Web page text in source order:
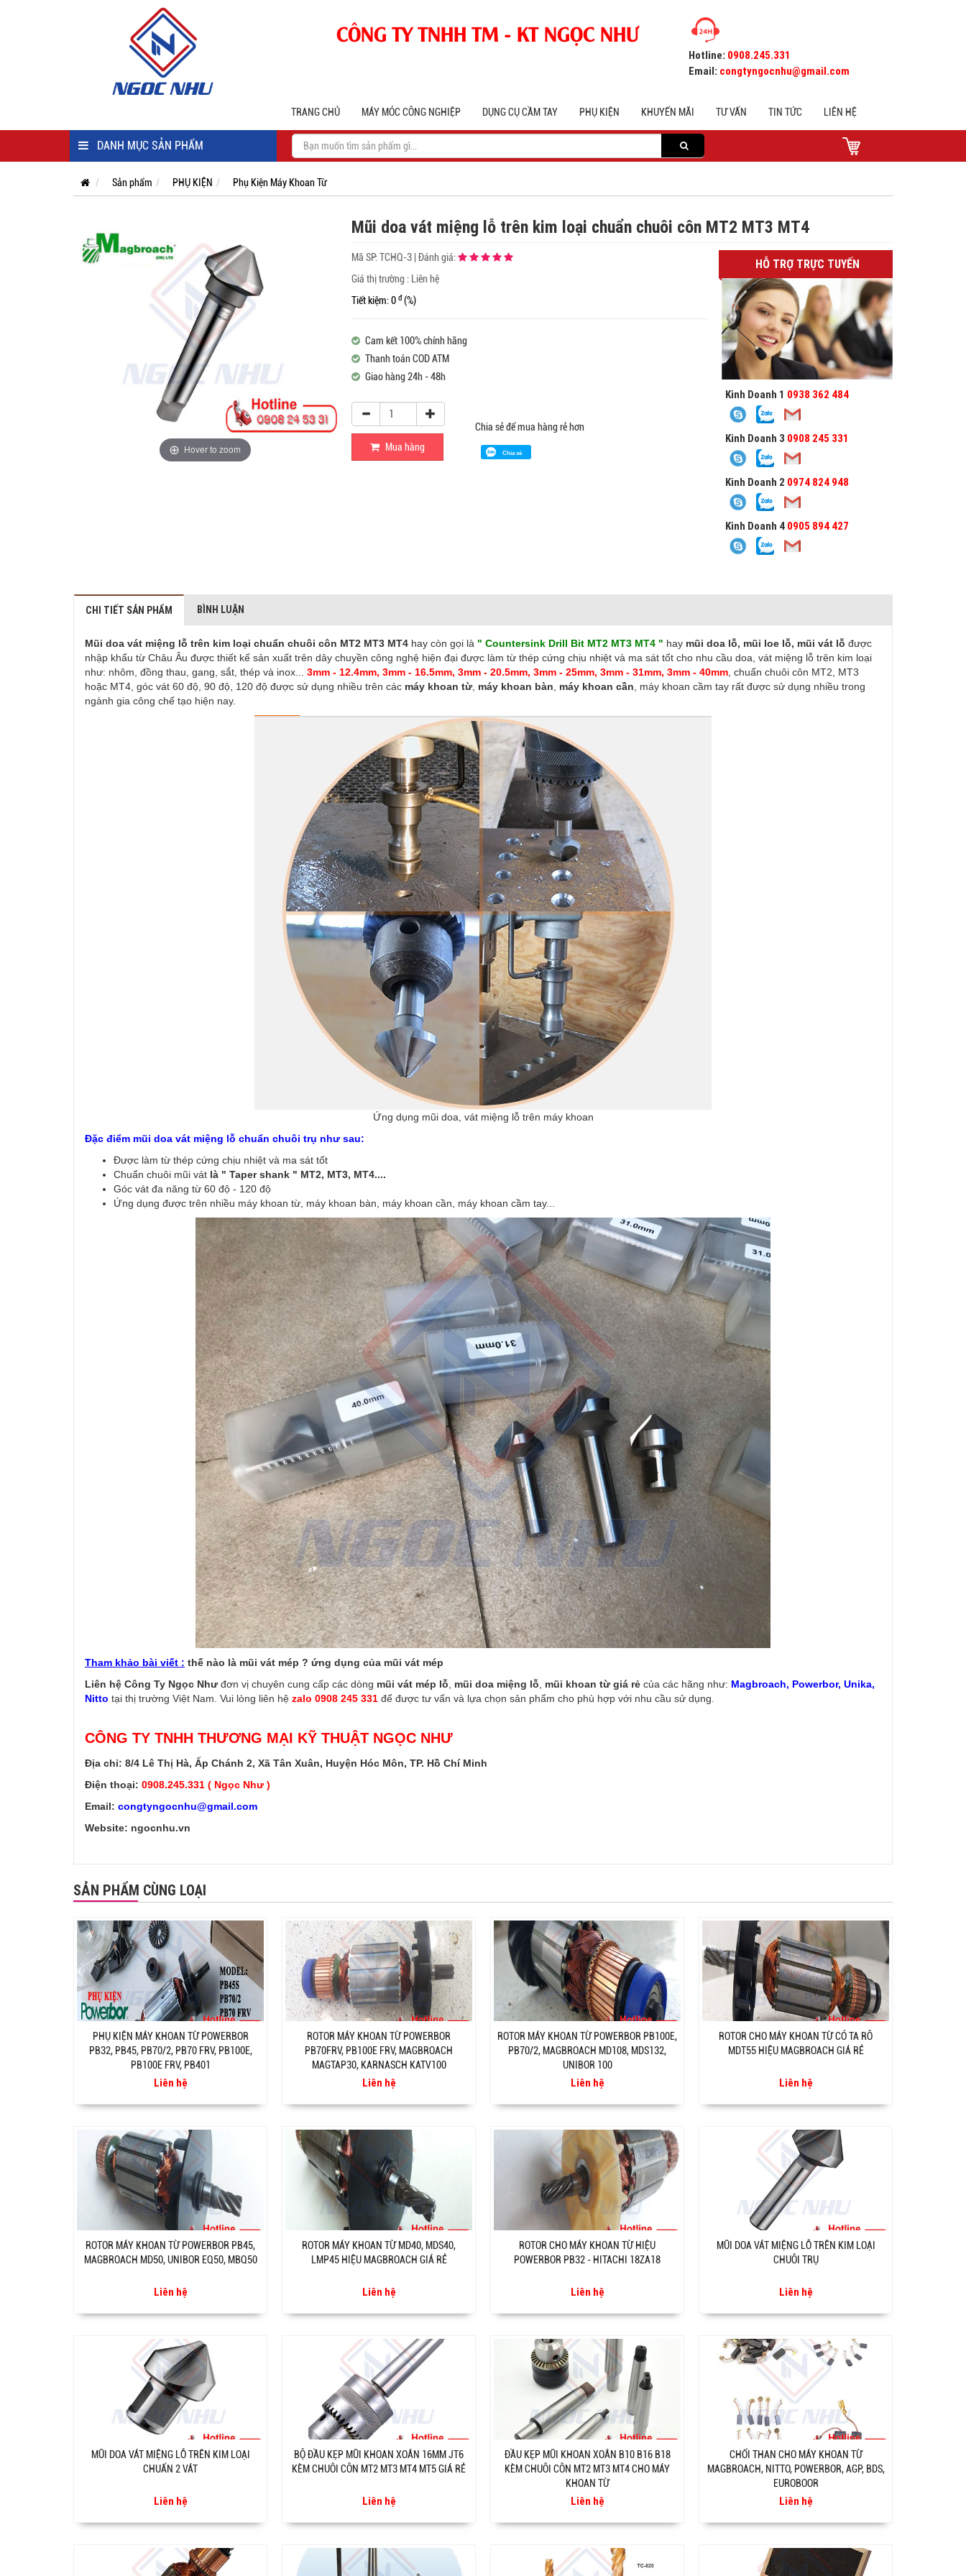
CÔNG TY TNHH TM - KT NGỌC NHƯ
Hotline: 0908.245.331
Email: congtyngocnhu@gmail.com
TRANG CHỦ MÁY MÓC CÔNG NGHIỆP DỤNG CỤ CẦM TAY PHỤ KIỆN KHUYẾN MÃI TƯ VẤN TIN TỨC LIÊN HỆ
DANH MỤC SẢN PHẨM
Sản phẩm PHỤ KIỆN Phụ Kiện Máy Khoan Từ
Hover to zoom
Mũi doa vát miệng lỗ trên kim loại chuẩn chuôi côn MT2 MT3 MT4
Mã SP:TCHQ-3 Đánh giá:
Giá thị trường : Liên hệ
Tiết kiệm: 0 đ(%)
Cam kết 100% chính hãng
Thanh toán COD ATM
Giao hàng 24h - 48h
Mua hàng
Chia sẻ để mua hàng rẻ hơn
Chia sẻ
HỖ TRỢ TRỰC TUYẾN
Kinh Doanh 1 0938 362 484
Kinh Doanh 3 0908 245 331
Kinh Doanh 2 0974 824 948
Kinh Doanh 4 0905 894 427
CHI TIẾT SẢN PHẨM BÌNH LUẬN
Mũi doa vát miệng lỗ trên kim loại chuẩn chuôi côn MT2 MT3 MT4 hay còn gọi là " Countersink Drill Bit MT2 MT3 MT4 " hay mũi doa lỗ, mũi loe lỗ, mũi vát lỗ được
nhập khẩu từ Châu Âu được thiết kế sản xuất trên dây chuyền công nghệ hiện đại được làm từ thép cứng chịu nhiệt và ma sát tốt cho nhu cầu doa, vát miệng lỗ trên kim loại
như: nhôm, đồng thau, gang, sắt, thép và inox... 3mm - 12.4mm, 3mm - 16.5mm, 3mm - 20.5mm, 3mm - 25mm, 3mm - 31mm, 3mm - 40mm , chuẩn chuôi côn MT2, MT3
hoặc MT4, góc vát 60 độ, 90 độ, 120 độ được sử dụng nhiều trên các máy khoan từ, máy khoan bàn máy khoan cần , máy khoan cầm tay rất được sử dụng nhiều trong
ngành gia công chế tạo hiện nay.
Ứng dụng mũi doa, vát miệng lỗ trên máy khoan
Đặc điểm mũi doa vát miệng lỗ chuẩn chuôi trụ như sau:
Được làm từ thép cứng chịu nhiệt và ma sát tốt
Chuẩn chuôi mũi vát là " Taper shank " MT2, MT3, MT4....
Góc vát đa năng từ 60 độ - 120 độ
Ứng dụng được trên nhiều máy khoan từ, máy khoan bàn, máy khoan cần, máy khoan cầm tay...
Tham khảo bài viết : thế nào là mũi vát mép ? ứng dụng của mũi vát mép
Liên hệ Công Ty Ngọc Nhưđơn vị chuyên cung cấp các dòng mũi vát mép lỗ mũi doa miệng lỗ mũi khoan từ giá rẻ của các hãng như: Magbroach, Powerbor, Unika,
Nitto tại thị trường Việt Nam. Vui lòng liên hệ zalo 0908 245 331 để được tư vấn và lựa chọn sản phẩm cho phù hợp với nhu cầu sử dụng.
CÔNG TY TNHH THƯƠNG MẠI KỸ THUẬT NGỌC NHƯ
Địa chỉ: 8/4 Lê Thị Hà, Ấp Chánh 2, Xã Tân Xuân, Huyện Hóc Môn, TP. Hồ Chí Minh
Điện thoại: 0908.245.331 ( Ngọc Như )
Email: congtyngocnhu@gmail.com
Website: ngocnhu.vn
SẢN PHẨM CÙNG LOẠI
PHỤ KIỆN MÁY KHOAN TỪ POWERBOR
PB32, PB45, PB70/2, PB70 FRV, PB100E,
PB100E FRV, PB401
Liên hệ
ROTOR MÁY KHOAN TỪ POWERBOR
PB70FRV, PB100E FRV, MAGBROACH
MAGTAP30, KARNASCH KATV100
Liên hệ
ROTOR MÁY KHOAN TỪ POWERBOR PB100E,
PB70/2, MAGBROACH MD108, MDS132,
UNIBOR 100
Liên hệ
ROTOR CHO MÁY KHOAN TỪ CÓ TA RÔ
MDT55 HIỆU MAGBROACH GIÁ RẺ
Liên hệ
ROTOR MÁY KHOAN TỪ POWERBOR PB45,
MAGBROACH MD50, UNIBOR EQ50, MBQ50
Liên hệ
ROTOR MÁY KHOAN TỪ MD40, MDS40,
LMP45 HIỆU MAGBROACH GIÁ RẺ
Liên hệ
ROTOR CHO MÁY KHOAN TỪ HIỆU
POWERBOR PB32 - HITACHI 18ZA18
Liên hệ
MŨI DOA VÁT MIỆNG LỖ TRÊN KIM LOẠI
CHUÔI TRỤ
Liên hệ
MŨI DOA VÁT MIỆNG LỖ TRÊN KIM LOẠI
CHUẨN 2 VÁT
Liên hệ
BỘ ĐẦU KẸP MŨI KHOAN XOẮN 16MM JT6
KÈM CHUÔI CÔN MT2 MT3 MT4 MT5 GIÁ RẺ
Liên hệ
ĐẦU KẸP MŨI KHOAN XOẮN B10 B16 B18
KÈM CHUÔI CÔN MT2 MT3 MT4 CHO MÁY
KHOAN TỪ
Liên hệ
CHỔI THAN CHO MÁY KHOAN TỪ
MAGBROACH, NITTO, POWERBOR, AGP, BDS,
EUROBOOR
Liên hệ